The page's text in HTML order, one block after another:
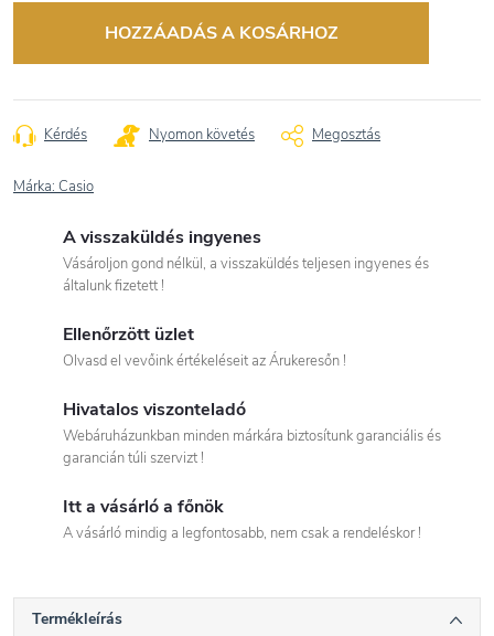
HOZZÁADÁS A KOSÁRHOZ
Kérdés Nyomon követés Megosztás
Márka: Casio
A visszaküldés ingyenes
Vásároljon gond nélkül, a visszaküldés teljesen ingyenes és
általunk fizetett !
Ellenőrzött üzlet
Olvasd el vevőink értékeléseit az Árukeresőn !
Hivatalos viszonteladó
Webáruházunkban minden márkára biztosítunk garanciális és
garancián túli szervizt !
Itt a vásárló a főnök
A vásárló mindig a legfontosabb, nem csak a rendeléskor !
Termékleírás